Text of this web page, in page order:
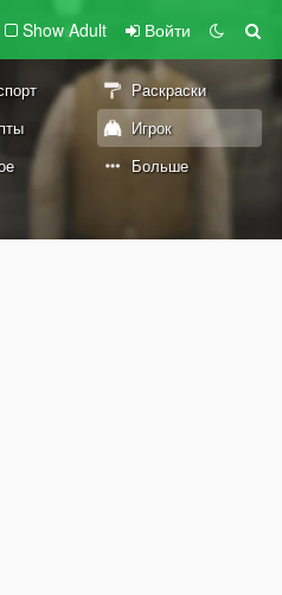
Show Adult Войти
Раскраски
Игрок
Больше